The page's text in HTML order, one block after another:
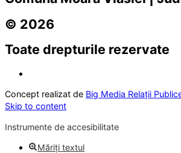
© 2026
Toate drepturile rezervate
Concept realizat de Big Media Relații
Skip to content
Instrumente de accesibilitate
Măriți textul